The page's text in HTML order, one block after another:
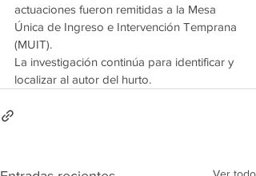
actuaciones fueron remitidas a la Mesa
Única de Ingreso e Intervención Temprana
(MUIT).
La investigación continúa para identificar y
localizar al autor del hurto.